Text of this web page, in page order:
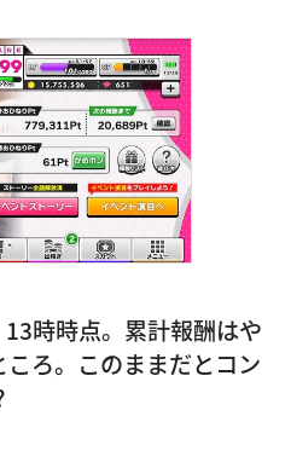
時時点。累計報酬はや
ろ。このままだとコン